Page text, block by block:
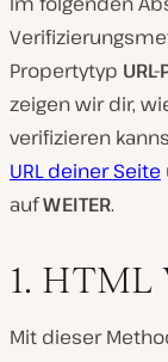
Propertytyp
zeigen wir dir,
verifizieren
URL deiner Seite
aufWEITER.
1. HTML
Mit dieser